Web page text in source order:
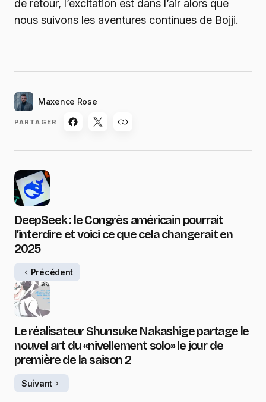
de retour, l’excitation est dans l’air alors que
nous suivons les aventures continues de Bojji.
Maxence Rose
PARTAGER
DeepSeek : le Congrès américain pourrait
l’interdire et voici ce que cela changerait en
2025
Précédent
Le réalisateur Shunsuke Nakashige partage le
nouvel art du «nivellement solo» le jour de
première de la saison 2
Suivant